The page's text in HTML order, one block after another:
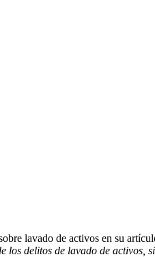
lavado de activos en su
delitos de lavado de activos,